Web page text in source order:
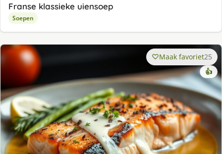
Franse klassieke uiensoep
Soepen
Maak favoriet25
👍